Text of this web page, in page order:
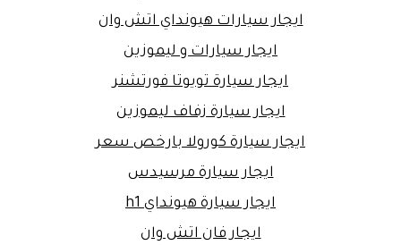
ايجار سيارات هيونداي اتش وان
ايجار سيارات و ليموزين
ايجار سيارة تويوتا فورتشنر
ايجار سيارة زفاف ليموزين
ايجار سيارة كورولا بارخص سعر
ايجار سيارة مرسيدس
ايجار سيارة هيونداي h1
ايجار فان اتش وان